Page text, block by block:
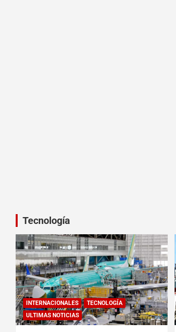
Tecnología
INTERNACIONALES
TECNOLOGÍA
ULTIMAS NOTICIAS